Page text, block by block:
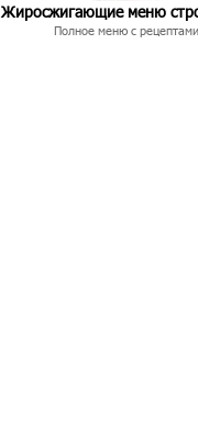
Жиросжигающие меню
Полное меню с рецептами